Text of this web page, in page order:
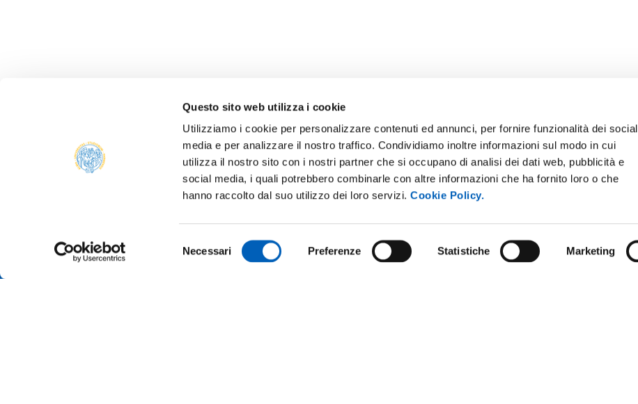
Questo sito web utilizza i cookie
Utilizziamo i cookie per personalizzare contenuti ed annunci, per fornire funzionalità dei social
media e per analizzare il nostro traffico. Condividiamo inoltre informazioni sul modo in cui
utilizza il nostro sito con i nostri partner che si occupano di analisi dei dati web, pubblicità e
social media, i quali potrebbero combinarle con altre informazioni che ha fornito loro o che
hanno raccolto dal suo utilizzo dei loro servizi.Cookie Policy.
del
Necessari Preferenze Statistiche Marketing